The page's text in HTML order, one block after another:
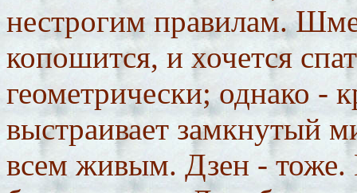
нестрогим правилам.
копошится, и хочется
геометрически; однако -
выстраивает замкнутый
всем живым. Дзен - тоже.